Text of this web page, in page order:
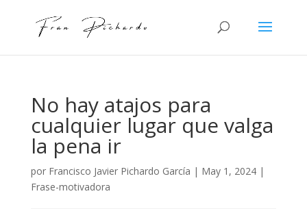
No hay atajos para
cualquier lugar que valga
la pena ir
por Francisco Javier Pichardo García | May 1, 2024|
Frase-motivadora